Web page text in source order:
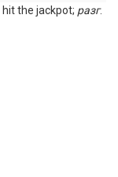
hit the jackpot; разг.